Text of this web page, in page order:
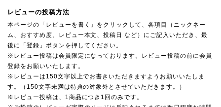
レビューの投稿方法
本ページの「レビューを書く」をクリックして、各項目（ニックネー
ム、おすすめ度、レビュー本文、投稿日 など）にご記入いただき、最
後に「登録」ボタンを押してください。
※レビュー投稿は会員限定になっております。レビュー投稿の前に会員
登録をお願いいたします。
※レビューは150文字以上でお書きいただきますようお願いいたしま
す。（150文字未満は特典の対象外とさせていただきます。）
※レビュー投稿は、1商品につき1回のみです。